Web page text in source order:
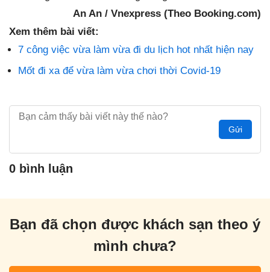
An An / Vnexpress (Theo Booking.com)
Xem thêm bài viết:
7 công việc vừa làm vừa đi du lịch hot nhất hiện nay
Mốt đi xa để vừa làm vừa chơi thời Covid-19
Gửi
0 bình luận
Bạn đã chọn được khách sạn theo ý
mình chưa?